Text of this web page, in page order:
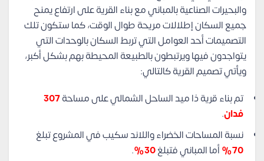
والبحيرات الصناعية بالمباني مع بناء القرية على ارتفاع يمنح
جميع السكان إطلالات مريحة طوال الوقت، كما ستكون تلك
التصميمات أحد العوامل التي تربط السكان بالوحدات التي
يتواجدون فيها ويرتبطون بالطبيعة المحيطة بهم بشكل أكبر،
ويأتي تصميم القرية كالتالي:
تم بناء قرية ذا ميد الساحل الشمالي على مساحة307
فدان.
نسبة المساحات الخضراء واللاند سكيب في المشروع تبلغ
70%
أما المباني فتبلغ30%
.